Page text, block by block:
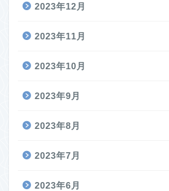
2023年12月
2023年11月
2023年10月
2023年9月
2023年8月
2023年7月
2023年6月